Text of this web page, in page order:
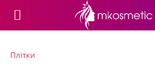
Плітки